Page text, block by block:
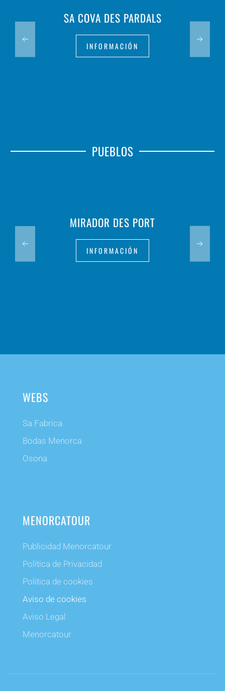
SA COVA DES PARDALS
INFORMACIÓN
PUEBLOS
MIRADOR DES PORT
INFORMACIÓN
WEBS
Sa Fabrica
Bodas Menorca
Osona
MENORCATOUR
Publicidad Menorcatour
Política de Privacidad
Política de cookies
Aviso de cookies
Aviso Legal
Menorcatour